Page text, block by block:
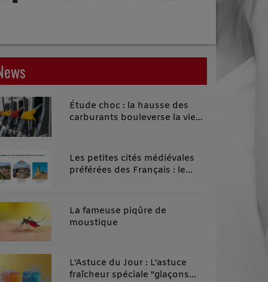
Étude choc : la hausse des
carburants bouleverse la vie
Les petites cités médiévales
préférées des Français : le
La fameuse piqûre de
moustique
L'Astuce du Jour : L'astuce
fraîcheur spéciale "glaçons